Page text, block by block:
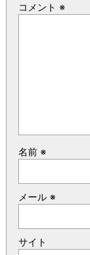
コメント ※
名前 ※
メール ※
サイト